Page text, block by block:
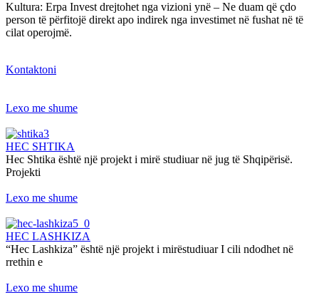
Kultura: Erpa Invest drejtohet nga vizioni ynë – Ne duam që çdo
person të përfitojë direkt apo indirek nga investimet në fushat në të
cilat operojmë.
Kontaktoni
Lexo me shume
HEC SHTIKA
Hec Shtika është një projekt i mirë studiuar në jug të Shqipërisë.
Projekti
Lexo me shume
HEC LASHKIZA
“Hec Lashkiza” është një projekt i mirëstudiuar I cili ndodhet në
rrethin e
Lexo me shume